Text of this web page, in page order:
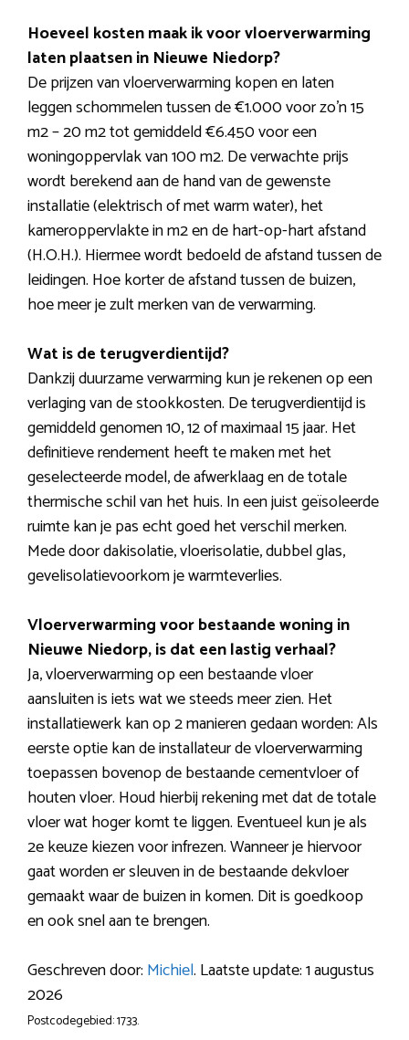
Hoeveel kosten maak ik voor vloerverwarming
laten plaatsen in Nieuwe Niedorp?
De prijzen van vloerverwarming kopen en laten
leggen schommelen tussen de €1.000 voor zo’n 15
m2 – 20 m2 tot gemiddeld €6.450 voor een
woningoppervlak van 100 m2. De verwachte prijs
wordt berekend aan de hand van de gewenste
installatie (elektrisch of met warm water), het
kameroppervlakte in m2 en de hart-op-hart afstand
(H.O.H.). Hiermee wordt bedoeld de afstand tussen de
leidingen. Hoe korter de afstand tussen de buizen,
hoe meer je zult merken van de verwarming.
Wat is de terugverdientijd?
Dankzij duurzame verwarming kun je rekenen op een
verlaging van de stookkosten. De terugverdientijd is
gemiddeld genomen 10, 12 of maximaal 15 jaar. Het
definitieve rendement heeft te maken met het
geselecteerde model, de afwerklaag en de totale
thermische schil van het huis. In een juist geïsoleerde
ruimte kan je pas echt goed het verschil merken.
Mede door dakisolatie, vloerisolatie, dubbel glas,
gevelisolatievoorkom je warmteverlies.
Vloerverwarming voor bestaande woning in
Nieuwe Niedorp, is dat een lastig verhaal?
Ja, vloerverwarming op een bestaande vloer
aansluiten is iets wat we steeds meer zien. Het
installatiewerk kan op 2 manieren gedaan worden: Als
eerste optie kan de installateur de vloerverwarming
toepassen bovenop de bestaande cementvloer of
houten vloer. Houd hierbij rekening met dat de totale
vloer wat hoger komt te liggen. Eventueel kun je als
2e keuze kiezen voor infrezen. Wanneer je hiervoor
gaat worden er sleuven in de bestaande dekvloer
gemaakt waar de buizen in komen. Dit is goedkoop
en ook snel aan te brengen.
Geschreven door: Michiel. Laatste update: 1 augustus
2026
Postcodegebied: 1733.